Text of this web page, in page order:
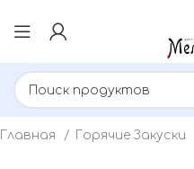
Главная Горячие Закуски